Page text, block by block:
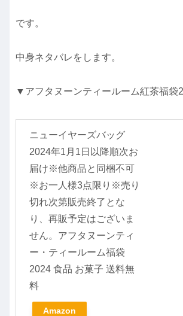
です。
中身ネタバレをします。
▼アフタヌーンティールーム紅茶福袋
ニューイヤーズバッグ
2024年1月1日以降順次お
届け※他商品と同梱不可
※お一人様3点限り※売り
切れ次第販売終了とな
り、再販予定はございま
せん。アフタヌーンティ
ー・ティールーム福袋
2024 食品 お菓子 送料無
料
Amazon